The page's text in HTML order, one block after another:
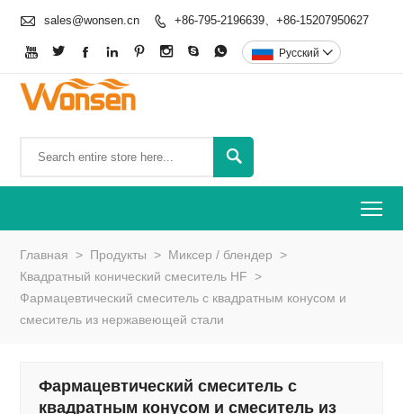
 sales@wonsen.cn  +86-795-2196639、+86-15207950627
        Pусский 

Главная > Продукты > Миксер / блендер >
Квадратный конический смеситель HF >
Фармацевтический смеситель с квадратным конусом и
смеситель из нержавеющей стали
Фармацевтический смеситель с
квадратным конусом и смеситель из